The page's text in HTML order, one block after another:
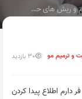
و ترمیم مو 30 بازدید
و فر دارم اطلاع پیدا کردن